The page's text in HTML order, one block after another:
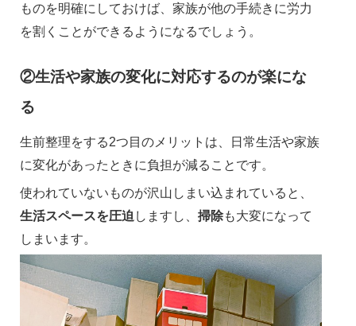
ものを明確にしておけば、家族が他の手続きに労力
を割くことができるようになるでしょう。
②生活や家族の変化に対応するのが楽にな
る
生前整理をする2つ目のメリットは、日常生活や家族
に変化があったときに負担が減ることです。
使われていないものが沢山しまい込まれていると、
生活スペースを圧迫 しますし、掃除も大変になって
しまいます。